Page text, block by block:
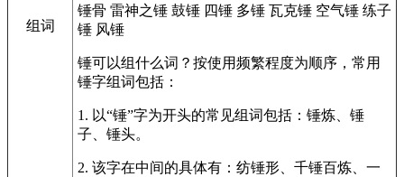
组词
锤骨 雷神之锤 鼓锤 四锤 多锤 瓦克锤 空气锤 练子
锤 风锤
锤可以组什么词？按使用频繁程度为顺序，常用
锤字组词包括：
1. 以“锤”字为开头的常见组词包括：锤炼、锤
子、锤头。
2. 该字在中间的具体有：纺锤形、千锤百炼、一